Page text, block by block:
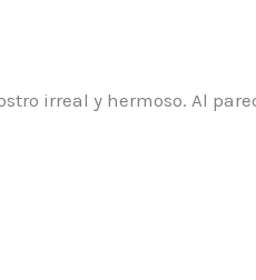
irreal y hermoso. Al